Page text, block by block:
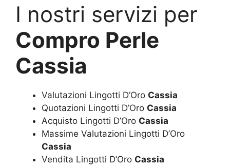
I nostri servizi per
Compro Perle
Cassia
Valutazioni Lingotti D’Oro Cassia
Quotazioni Lingotti D’Oro Cassia
Acquisto Lingotti D’Oro Cassia
Massime Valutazioni Lingotti D’Oro
Cassia
Vendita Lingotti D’Oro Cassia